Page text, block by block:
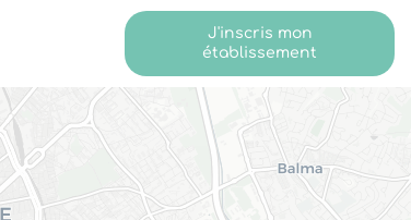
J'inscris mon
établissement